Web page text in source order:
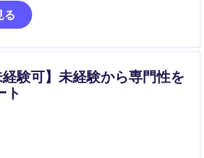
です。
なく、状況把握・関係各所との連
る
経験可】未経験から専門性を
ト